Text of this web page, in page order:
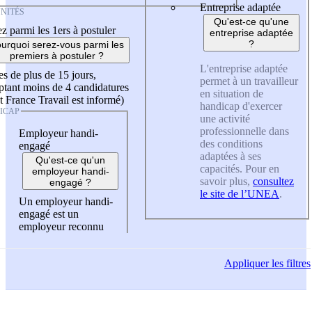
parmi les 1ers à postuler
serez-vous parmi les
premiers à postuler ?
de plus de 15 jours,
moins de 4 candidatures
France Travail est informé)
Employeur handi-
engagé
Qu'est-ce qu'un
employeur handi-
engagé ?
Un employeur handi-
engagé est un
employeur reconnu
Entreprise adaptée
Qu'est-ce qu'une
entreprise adaptée
?
L'entreprise adaptée
permet à un travailleur
en situation de
handicap d'exercer
une activité
professionnelle dans
des conditions
adaptées à ses
capacités. Pour en
savoir plus, consultez
le site de l’UNEA.
Appliquerles filtres